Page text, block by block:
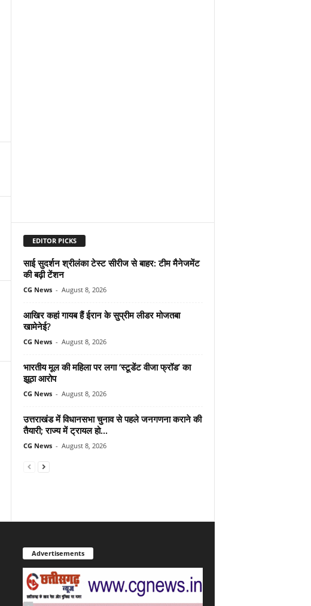
EDITOR PICKS
साई सुदर्शन श्रीलंका टेस्ट सीरीज से बाहर: टीम मैनेजमेंट
की बढ़ी टेंशन
CG News - August 8, 2026
आखिर कहां गायब हैं ईरान के सुप्रीम लीडर मोजतबा
खामेनेई?
CG News - August 8, 2026
भारतीय मूल की महिला पर लगा ‘स्टूडेंट वीजा फ्रॉड’ का
झूठा आरोप
CG News - August 8, 2026
उत्तराखंड में विधानसभा चुनाव से पहले जनगणना कराने की
तैयारी; राज्य में ट्रायल हो...
CG News - August 8, 2026
Advertisements